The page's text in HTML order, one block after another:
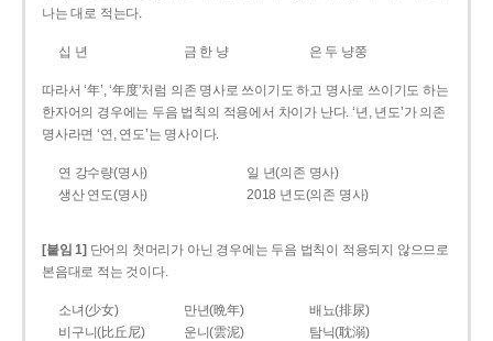
나는 대로 적는다.
십 년 금 한 냥 은 두 냥쭝
따라서 ‘年’, ‘年度’처럼 의존 명사로 쓰이기도 하고 명사로 쓰이기도 하는
한자어의 경우에는 두음 법칙의 적용에서 차이가 난다. ‘년, 년도’가 의존
명사라면 ‘연, 연도’는 명사이다.
연 강수량(명사)
일 년(의존 명사)
생산 연도(명사)
2018 년도(의존 명사)
[붙임 1] 단어의 첫머리가 아닌 경우에는 두음 법칙이 적용되지 않으므로
본음대로 적는 것이다.
소녀(少女) 만년(晩年)
배뇨(排尿)
비구니(比丘尼)
운니(雲泥) 탐닉(耽溺)